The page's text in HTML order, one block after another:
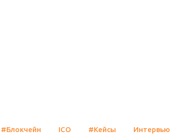
#Блокчейн ICO #Кейсы Интервью